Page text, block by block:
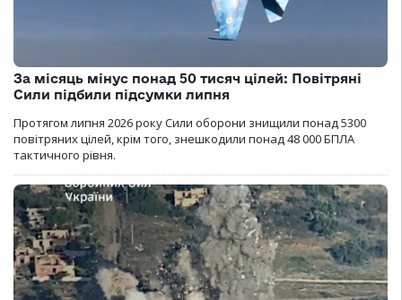
За місяць мінус понад 50 тисяч цілей: Повітряні
Сили підбили підсумки липня
Протягом липня 2026 року Cили оборони знищили понад 5300
повітряних цілей, крім того, знешкодили понад 48 000 БПЛА
тактичного рівня.